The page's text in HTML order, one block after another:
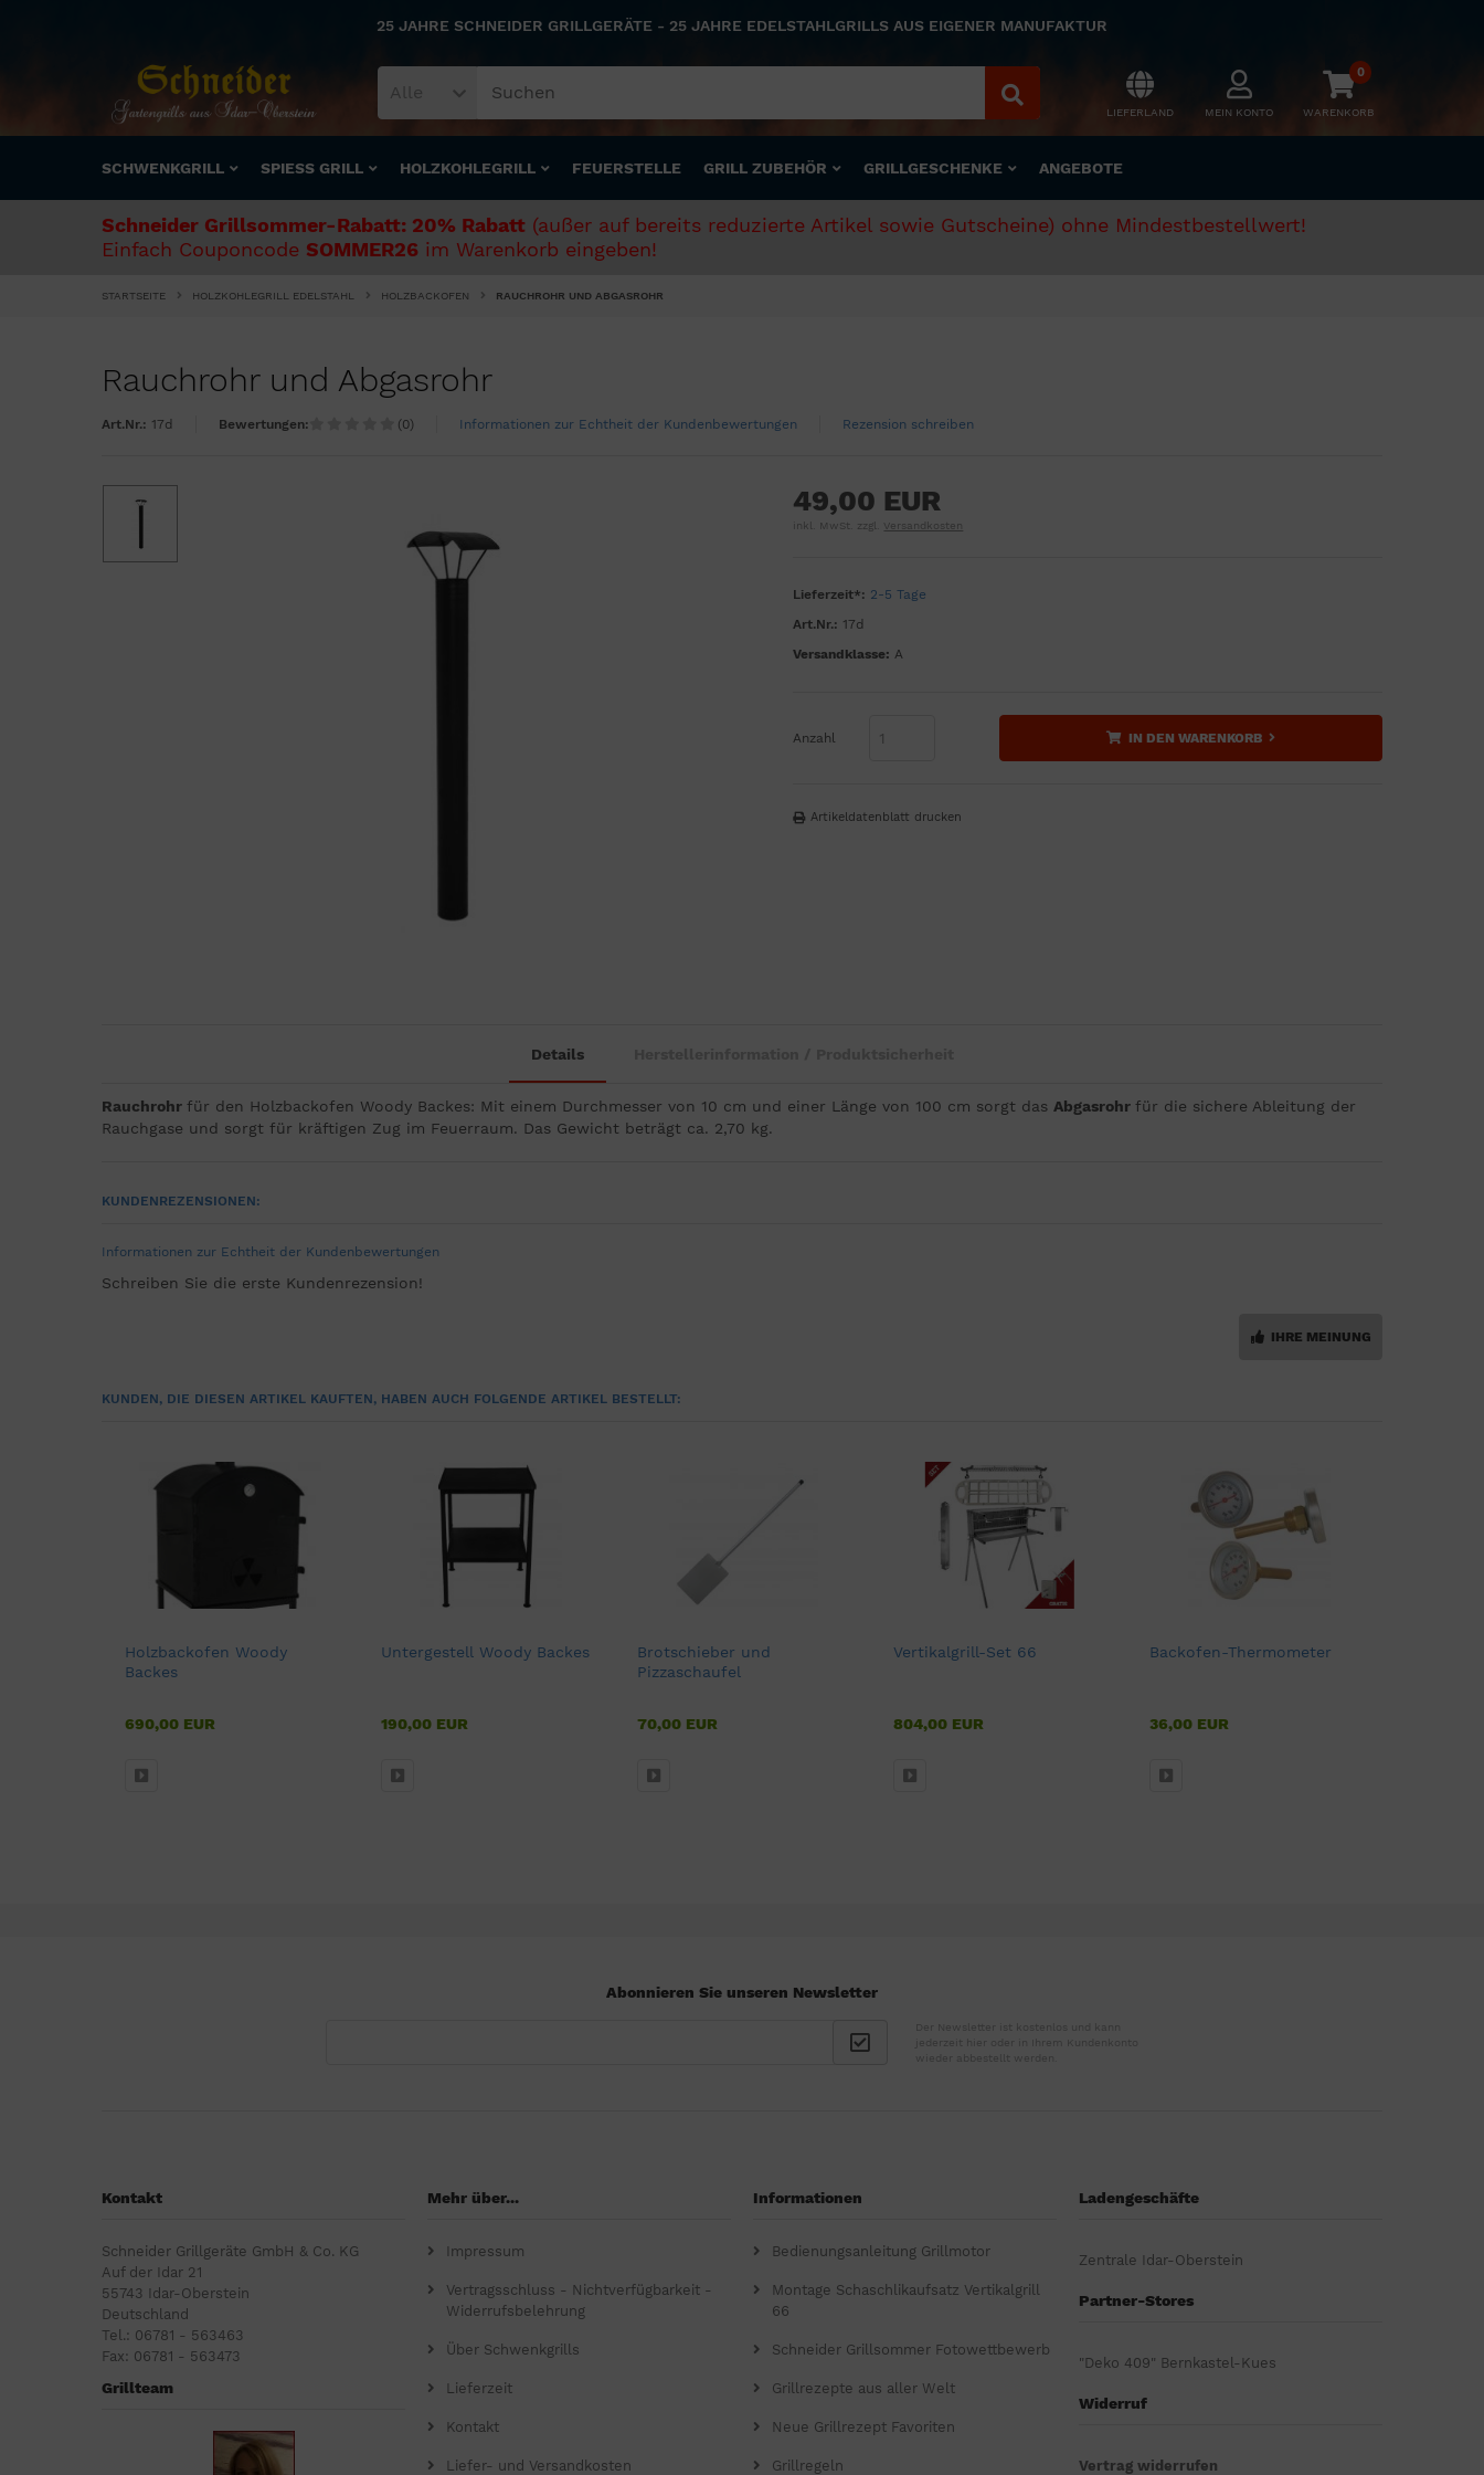
25 JAHRE SCHNEIDER GRILLGERÄTE - 25 JAHRE EDELSTAHLGRILLS AUS EIGENER MANUFAKTUR
Alle
LIEFERLAND MEIN KONTO
0
WARENKORB
SCHWENKGRILL SPIESS GRILL HOLZKOHLEGRILL FEUERSTELLE GRILL ZUBEHÖR GRILLGESCHENKE ANGEBOTE
Schneider Grillsommer-Rabatt: 20% Rabatt (außer auf bereits reduzierte Artikel sowie Gutscheine) ohne Mindestbestellwert!
Einfach Couponcode SOMMER26 im Warenkorb eingeben!
STARTSEITE HOLZKOHLEGRILL EDELSTAHL HOLZBACKOFEN RAUCHROHR UND ABGASROHR
Rauchrohr und Abgasrohr
Art.Nr.: 17d Bewertungen: (0) Informationen zur Echtheit der Kundenbewertungen Rezension schreiben
49,00 EUR
inkl. MwSt. zzgl. Versandkosten
Lieferzeit*: 2-5 Tage
Art.Nr.: 17d
Versandklasse: A
Anzahl IN DEN WARENKORB
Artikeldatenblatt drucken
Details
Rauchrohr für den Holzbackofen Woody Backes: Mit einem Durchmesser von 10 cm und einer Länge von 100 cm sorgt das Abgasrohr für die sichere Ableitung der
Rauchgase und sorgt für kräftigen Zug im Feuerraum. Das Gewicht beträgt ca. 2,70 kg.
KUNDENREZENSIONEN:
Informationen zur Echtheit der Kundenbewertungen
Schreiben Sie die erste Kundenrezension!
IHRE MEINUNG
KUNDEN, DIE DIESEN ARTIKEL KAUFTEN, HABEN AUCH FOLGENDE ARTIKEL BESTELLT:
Holzbackofen Woody
Backes
690,00 EUR
Untergestell Woody Backes
190,00 EUR
Brotschieber und
Pizzaschaufel
70,00 EUR
Vertikalgrill-Set 66
804,00 EUR
Backofen-Thermometer
36,00 EUR
Abonnieren Sie unseren Newsletter
Der Newsletter ist kostenlos und kann
jederzeit hier oder in Ihrem Kundenkonto
wieder abbestellt werden.
Kontakt
Schneider Grillgeräte GmbH & Co. KG
Auf der Idar 21
55743 Idar-Oberstein
Deutschland
Tel.: 06781 - 563463
Fax: 06781 - 563473
Grillteam
Mehr über...
Impressum
Vertragsschluss - Nichtverfügbarkeit -
Widerrufsbelehrung
Über Schwenkgrills
Lieferzeit
Kontakt
Liefer- und Versandkosten
Informationen
Bedienungsanleitung Grillmotor
Montage Schaschlikaufsatz Vertikalgrill
66
Schneider Grillsommer Fotowettbewerb
Grillrezepte aus aller Welt
Neue Grillrezept Favoriten
Grillregeln
Ladengeschäfte
Zentrale Idar-Oberstein
Partner-Stores
"Deko 409" Bernkastel-Kues
Widerruf
Vertrag widerrufen